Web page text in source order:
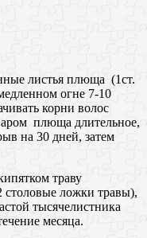
листья плюща (1ст.
огне 7-10
корни волос
плюща длительное,
на 30 дней, затем
траву
столовые ложки травы),
тысячелистника
месяца.